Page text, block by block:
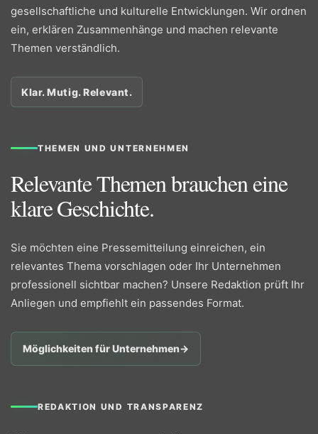
gesellschaftliche und kulturelle Entwicklungen. Wir ordnen
ein, erklären Zusammenhänge und machen relevante
Themen verständlich.
Klar. Mutig. Relevant.
THEMEN UND UNTERNEHMEN
Relevante Themen brauchen eine
klare Geschichte.
Sie möchten eine Pressemitteilung einreichen, ein
relevantes Thema vorschlagen oder Ihr Unternehmen
professionell sichtbar machen? Unsere Redaktion prüft Ihr
Anliegen und empfiehlt ein passendes Format.
Möglichkeiten für Unternehmen→
REDAKTION UND TRANSPARENZ